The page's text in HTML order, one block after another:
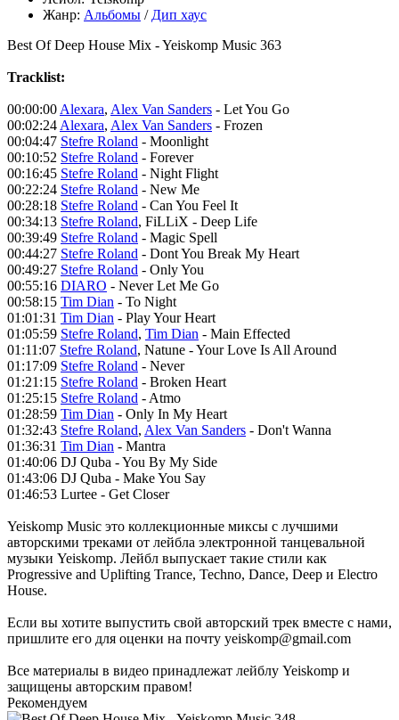
Жанр: Альбомы / Дип хаус
Best Of Deep House Mix - Yeiskomp Music 363
Tracklist:
00:00:00 Alexara, Alex Van Sanders - Let You Go
00:02:24 Alexara, Alex Van Sanders - Frozen
00:04:47 Stefre Roland - Moonlight
00:10:52 Stefre Roland - Forever
00:16:45 Stefre Roland - Night Flight
00:22:24 Stefre Roland - New Me
00:28:18 Stefre Roland - Can You Feel It
00:34:13 Stefre Roland, FiLLiX - Deep Life
00:39:49 Stefre Roland - Magic Spell
00:44:27 Stefre Roland - Dont You Break My Heart
00:49:27 Stefre Roland - Only You
00:55:16 DIARO - Never Let Me Go
00:58:15 Tim Dian - To Night
01:01:31 Tim Dian - Play Your Heart
01:05:59 Stefre Roland, Tim Dian - Main Effected
01:11:07 Stefre Roland, Natune - Your Love Is All Around
01:17:09 Stefre Roland - Never
01:21:15 Stefre Roland - Broken Heart
01:25:15 Stefre Roland - Atmo
01:28:59 Tim Dian - Only In My Heart
01:32:43 Stefre Roland, Alex Van Sanders - Don't Wanna
01:36:31 Tim Dian - Mantra
01:40:06 DJ Quba - You By My Side
01:43:06 DJ Quba - Make You Say
01:46:53 Lurtee - Get Closer
Yeiskomp Music это коллекционные миксы с лучшими
авторскими треками от лейбла электронной танцевальной
музыки Yeiskomp. Лейбл выпускает такие стили как
Progressive and Uplifting Trance, Techno, Dance, Deep и Electro
House.
Если вы хотите выпустить свой авторский трек вместе с нами,
пришлите его для оценки на почту yeiskomp@gmail.com
Все материалы в видео принадлежат лейблу Yeiskomp и
защищены авторским правом!
Рекомендуем